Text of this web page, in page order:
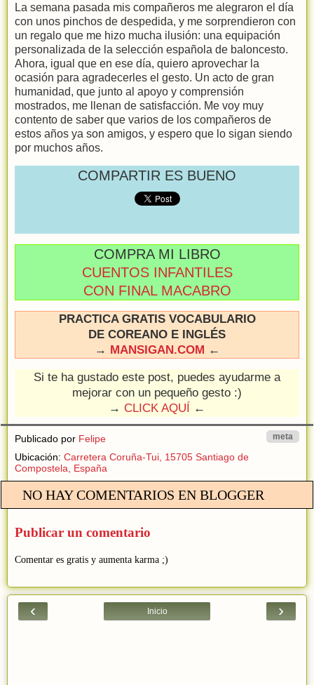
La semana pasada mis compañeros me alegraron el día
con unos pinchos de despedida, y me sorprendieron con
un regalo que me hizo mucha ilusión: una equipación
personalizada de la selección española de baloncesto.
Ahora, igual que en ese día, quiero aprovechar la
ocasión para agradecerles el gesto. Un acto de gran
humanidad, que junto al apoyo y comprensión
mostrados, me llenan de satisfacción. Me voy muy
contento de saber que varios de los compañeros de
estos años ya son amigos, y espero que lo sigan siendo
por muchos años.
COMPARTIR ES BUENO
COMPRA MI LIBRO
CUENTOS INFANTILES
CON FINAL MACABRO
PRACTICA GRATIS VOCABULARIO
DE COREANO E INGLÉS
→ MANSIGAN.COM ←
Si te ha gustado este post, puedes ayudarme a
mejorar con un pequeño gesto :)
→ CLICK AQUÍ ←
Publicado por Felipe meta
Ubicación: Carretera Coruña-Tui, 15705 Santiago de
Compostela, España
NO HAY COMENTARIOS EN BLOGGER
Publicar un comentario
Comentar es gratis y aumenta karma ;)
‹ ›
Inicio